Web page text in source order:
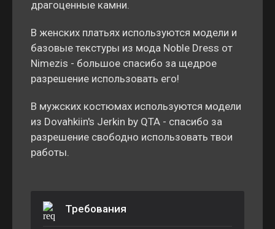
драгоценные камни.
В женских платьях используются модели и
базовые текстуры из мода Noble Dress от
Nimezis - большое спасибо за щедрое
разрешение использовать его!
В мужских костюмах используются модели
из Dovahkiin's Jerkin by QTA - спасибо за
разрешение свободно использовать твои
работы.
Требования